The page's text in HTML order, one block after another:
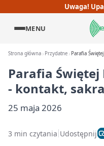
Uwaga!
MENU
Strona główna Przydatne Parafia
Parafia Świętej
- kontakt,
25 maja 2026
3 min czytania Udostępnij